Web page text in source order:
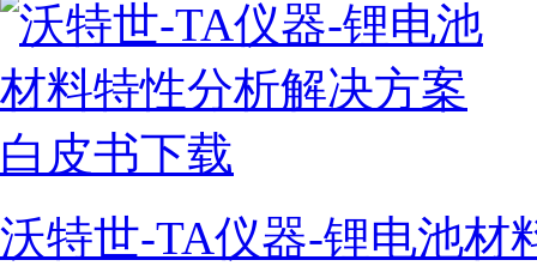
沃特世-TA仪器-锂电池材